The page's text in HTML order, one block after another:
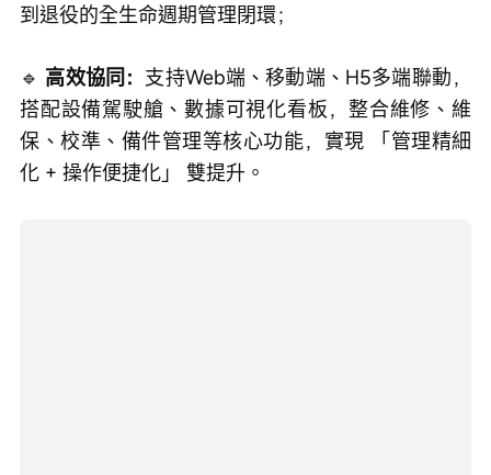
到退役的全生命週期管理閉環；
🔹 高效協同： 支持Web端、移動端、H5多端聯動，
搭配設備駕駛艙、數據可視化看板，整合維修、維
保、校準、備件管理等核心功能，實現 「管理精細
化 + 操作便捷化」 雙提升。